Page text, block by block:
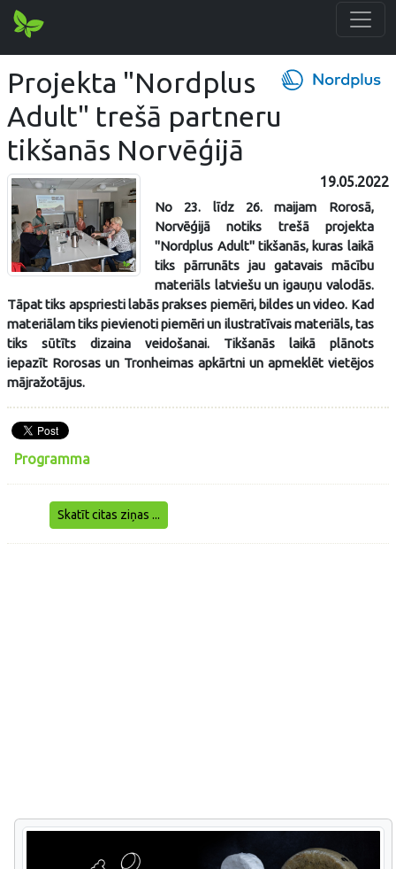
Projekta "Nordplus
Adult" trešā partneru
tikšanās Norvēģijā
19.05.2022
No 23. līdz 26. maijam Rorosā,
Norvēģijā notiks trešā projekta
"Nordplus Adult" tikšanās, kuras laikā
tiks pārrunāts jau gatavais mācību
materiāls latviešu un igauņu valodās.
Tāpat tiks apspriesti labās prakses piemēri, bildes un video. Kad
materiālam tiks pievienoti piemēri un ilustratīvais materiāls, tas
tiks sūtīts dizaina veidošanai. Tikšanās laikā plānots
iepazīt Rorosas un Tronheimas apkārtni un apmeklēt vietējos
mājražotājus.
Programma
Skatīt citas ziņas ...